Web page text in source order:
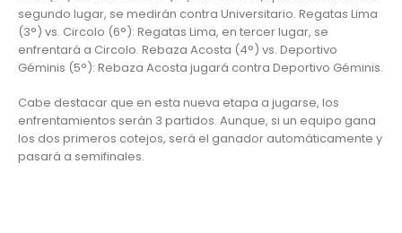
segundo lugar, se medirán contra Universitario. Regatas Lima
(3°) vs. Circolo (6°): Regatas Lima, en tercer lugar, se
enfrentará a Circolo. Rebaza Acosta (4°) vs. Deportivo
Géminis (5°): Rebaza Acosta jugará contra Deportivo Géminis.
Cabe destacar que en esta nueva etapa a jugarse, los
enfrentamientos serán 3 partidos. Aunque, si un equipo gana
los dos primeros cotejos, será el ganador automáticamente y
pasará a semifinales.